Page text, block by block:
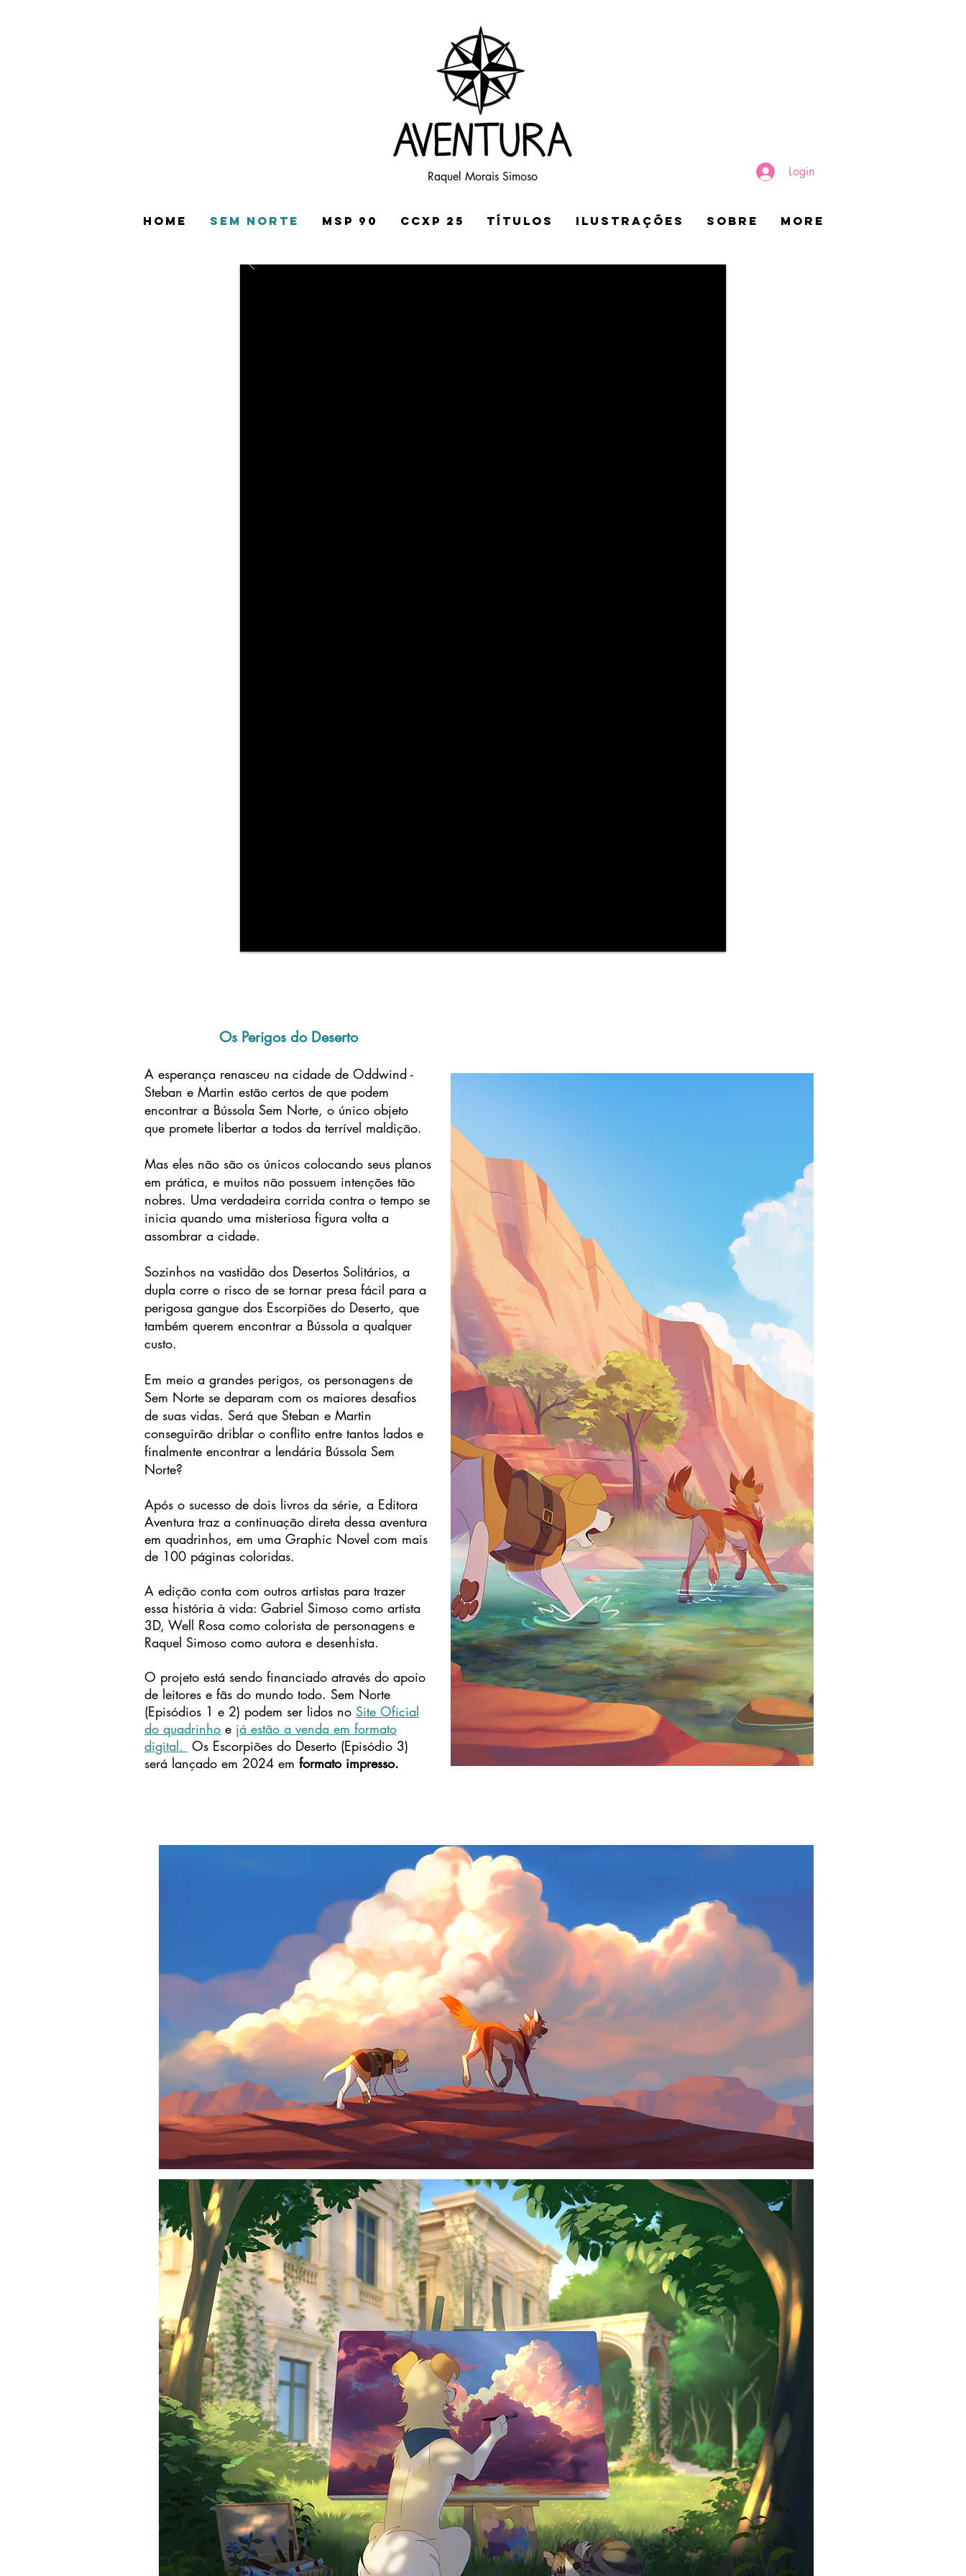
Raquel Morais Simoso Login
Os Perigos do Deserto
A esperança renasceu na cidade de Oddwind -
Steban e Martin estão certos de que podem
encontrar a Bússola Sem Norte, o único objeto
que promete libertar a todos da terrível maldição.
Mas eles não são os únicos colocando seus planos
em prática, e muitos não possuem intenções tão
nobres. Uma verdadeira corrida contra o tempo se
inicia quando uma misteriosa figura volta a
assombrar a cidade.
Sozinhos na vastidão dos Desertos Solitários, a
dupla corre o risco de se tornar presa fácil para a
perigosa gangue dos Escorpiões do Deserto, que
também querem encontrar a Bússola a qualquer
custo.
Em meio a grandes perigos, os personagens de
Sem Norte se deparam com os maiores desafios
de suas vidas. Será que Steban e Martin
conseguirão driblar o conflito entre tantos lados e
finalmente encontrar a lendária Bússola Sem
Norte?
Após o sucesso de dois livros da série, a Editora
Aventura traz a continuação direta dessa aventura
em quadrinhos, em uma Graphic Novel com mais
de 100 páginas coloridas.
A edição conta com outros artistas para trazer
essa história à vida: Gabriel Simoso como artista
3D, Well Rosa como colorista de personagens e
Raquel Simoso como autora e desenhista.
O projeto está sendo financiado através do apoio
de leitores e fãs do mundo todo. Sem Norte
(Episódios 1 e 2) podem ser lidos no Site Oficial
do quadrinho e já estão a venda em formato
digital. Os Escorpiões do Deserto (Episódio 3)
será lançado em 2024 em formato impresso.
HOME SEM NORTE MSP 90 CCXP 25 TÍTULOS ILUSTRAÇÕES SOBRE More